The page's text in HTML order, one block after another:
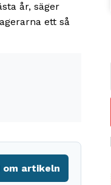
år, säger
ett så
om artikeln